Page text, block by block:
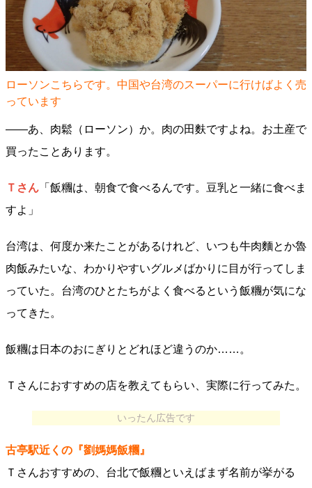
ローソンこちらです。中国や台湾のスーパーに行けばよく売
っています
――あ、肉鬆（ローソン）か。肉の田麩ですよね。お土産で
買ったことあります。
Ｔさん 「飯糰は、朝食で食べるんです。豆乳と一緒に食べま
すよ」
台湾は、何度か来たことがあるけれど、いつも牛肉麵とか魯
肉飯みたいな、わかりやすいグルメばかりに目が行ってしま
っていた。台湾のひとたちがよく食べるという飯糰が気にな
ってきた。
飯糰は日本のおにぎりとどれほど違うのか……。
Ｔさんにおすすめの店を教えてもらい、実際に行ってみた。
いったん広告です
古亭駅近くの『劉媽媽飯糰』
Ｔさんおすすめの、台北で飯糰といえばまず名前が挙がる